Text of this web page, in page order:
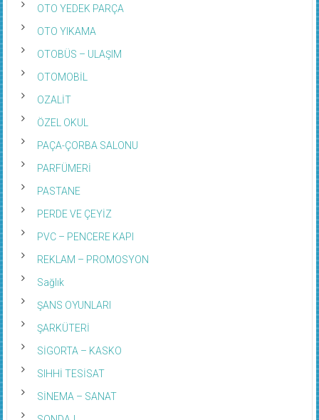
OTO YEDEK PARÇA
OTO YIKAMA
OTOBÜS – ULAŞIM
OTOMOBİL
OZALİT
ÖZEL OKUL
PAÇA-ÇORBA SALONU
PARFÜMERİ
PASTANE
PERDE VE ÇEYİZ
PVC – PENCERE KAPI
REKLAM – PROMOSYON
Sağlık
ŞANS OYUNLARI
ŞARKÜTERİ
SİGORTA – KASKO
SIHHİ TESİSAT
SİNEMA – SANAT